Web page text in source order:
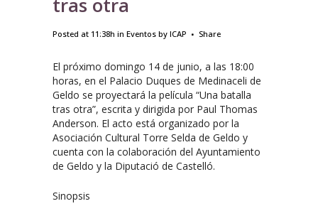
Posted at 11:38h in Eventos by ICAP Share
El próximo domingo 14 de junio, a las 18:00
horas, en el Palacio Duques de Medinaceli de
Geldo se proyectará la película “Una batalla
tras otra”, escrita y dirigida por Paul Thomas
Anderson. El acto está organizado por la
Asociación Cultural Torre Selda de Geldo y
cuenta con la colaboración del Ayuntamiento
de Geldo y la Diputació de Castelló.
Sinopsis